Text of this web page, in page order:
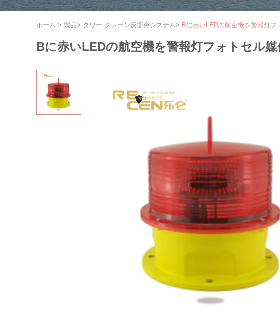
ホーム > 製品> タワー クレーン反衝突システム> Bに赤いLEDの航空機を警報灯
Bに赤いLEDの航空機を警報灯フォトセル